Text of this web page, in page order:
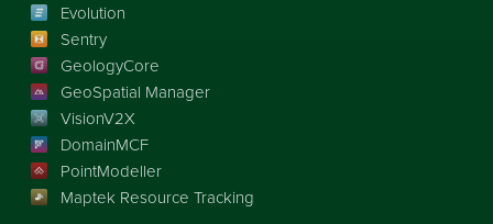
Evolution
Sentry
GeologyCore
GeoSpatial Manager
VisionV2X
DomainMCF
PointModeller
Maptek Resource Tracking